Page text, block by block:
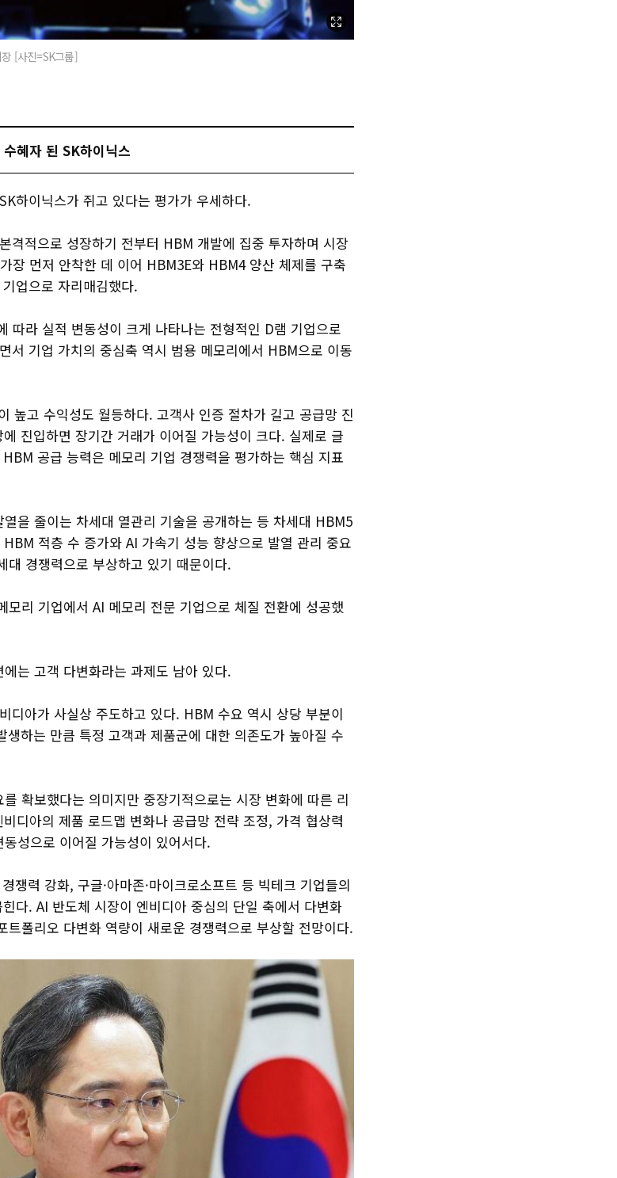
[사진=SK그룹]
혜자 된 SK하이닉스
하이닉스가 쥐고 있다는 평가가 우세하다.
격적으로 성장하기 전부터 HBM 개발에 집중 투자하며 시장
장 먼저 안착한 데 이어 HBM3E와 HBM4 양산 체제를 구축
업으로 자리매김했다.
따라 실적 변동성이 크게 나타나는 전형적인 D램 기업으로
서 기업 가치의 중심축 역시 범용 메모리에서 HBM으로 이동
높고 수익성도 월등하다. 고객사 인증 절차가 길고 공급망 진
진입하면 장기간 거래가 이어질 가능성이 크다. 실제로 글
공급 능력은 메모리 기업 경쟁력을 평가하는 핵심 지표
을 줄이는 차세대 열관리 기술을 공개하는 등 차세대 HBM5
적층 수 증가와 AI 가속기 성능 향상으로 발열 관리 중요
대 경쟁력으로 부상하고 있기 때문이다.
모리 기업에서 AI 메모리 전문 기업으로 체질 전환에 성공했
는 고객 다변화라는 과제도 남아 있다.
디아가 사실상 주도하고 있다. HBM 수요 역시 상당 부분이
생하는 만큼 특정 고객과 제품군에 대한 의존도가 높아질 수
확보했다는 의미지만 중장기적으로는 시장 변화에 따른 리
디아의 제품 로드맵 변화나 공급망 전략 조정, 가격 협상력
성으로 이어질 가능성이 있어서다.
쟁력 강화, 구글·아마존·마이크로소프트 등 빅테크 기업들의
다. AI 반도체 시장이 엔비디아 중심의 단일 축에서 다변화
폴리오 다변화 역량이 새로운 경쟁력으로 부상할 전망이다.